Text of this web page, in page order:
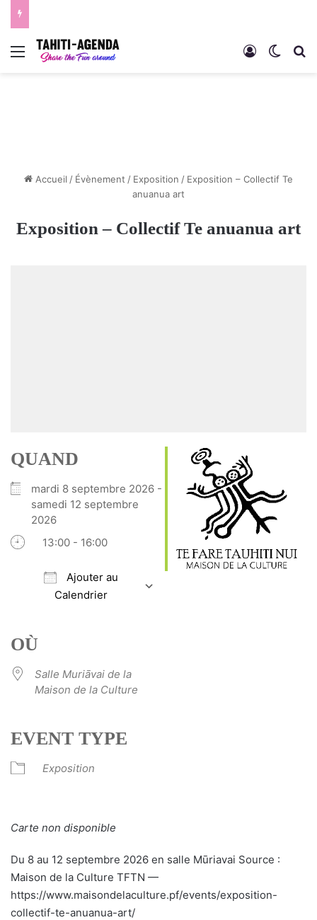
Menu Connexion
Accueil / Évènement / Exposition / Exposition – Collectif Te
anuanua art
Exposition – Collectif Te anuanua art
QUAND
mardi 8 septembre 2026 -
samedi 12 septembre
2026
13:00 - 16:00
Ajouter au
Calendrier
OÙ
Salle Muriāvai de la
Maison de la Culture
EVENT TYPE
Exposition
Carte non disponible
Du 8 au 12 septembre 2026 en salle Mūriavai Source :
Maison de la Culture TFTN —
https://www.maisondelaculture.pf/events/exposition-
collectif-te-anuanua-art/